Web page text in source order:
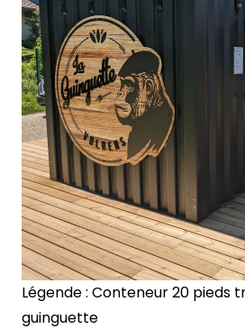
Légende : Conteneur 20 pieds
guinguette